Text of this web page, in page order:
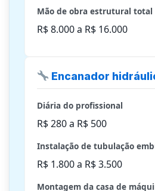
Mão de obra estrutural total
R$ 8.000 a R$ 16.000
Encanador
Diária do profissional
R$ 280 a R$ 500
Instalação de tubulação
R$ 1.800 a R$ 3.500
Montagem da casa de